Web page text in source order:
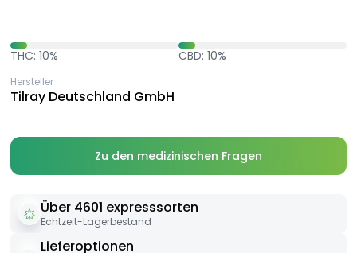
THC: 10% CBD: 10%
Hersteller
Tilray Deutschland GmbH
Zu den medizinischen Fragen
Über 4601 expresssorten
Echtzeit-Lagerbestand
Lieferoptionen